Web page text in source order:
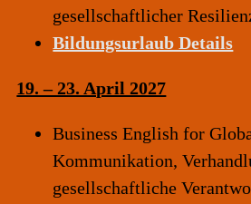
gesellschaftlicher
Bildungsurlaub Details
19. – 23. April 2027
Business Englishfor
Kommunikation,
gesellschaftliche